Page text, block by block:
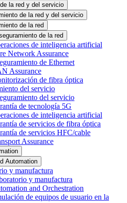
la red y del servicio
de la red y del servicio
de la red
de la red
de inteligencia artificial
Network Assurance
de Ethernet
Assurance
de fibra óptica
del servicio
del servicio
de tecnología 5G
de inteligencia artificial
de servicios de fibra óptica
de servicios HFC/cable
Assurance
Automation
y manufactura
y manufactura
and Orchestration
de equipos de usuario en la